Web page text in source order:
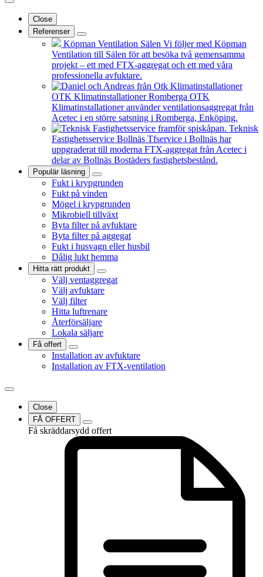
Close
Referenser
Köpman Ventilation Sälen Vi följer med Köpman
Ventilation till Sälen för att besöka två gemensamma
projekt – ett med FTX-aggregat och ett med våra
professionella avfuktare.
OTK Klimatinstallationer Romberga OTK
Klimatinstallationer använder ventilationsaggregat från
Acetec i en större satsning i Romberga, Enköping.
Teknisk
Fastighetsservice Bollnäs Tfservice i Bollnäs har
uppgraderat till moderna FTX-aggregat från Acetec i
delar av Bollnäs Bostäders fastighetsbestånd.
Populär läsning
Fukt i krypgrunden
Fukt på vinden
Mögel i krypgrunden
Mikrobiell tillväxt
Byta filter på avfuktare
Byta filter på aggegat
Fukt i husvagn eller husbil
Dålig lukt hemma
Hitta rätt produkt
Välj ventaggregat
Välj avfuktare
Välj filter
Hitta luftrenare
Återförsäljare
Lokala säljare
Få offert
Installation av avfuktare
Installation av FTX-ventilation
Close
FÅ OFFERT
Få skräddarsydd offert